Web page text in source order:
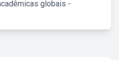
globais -